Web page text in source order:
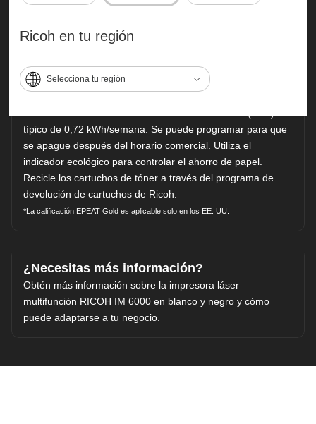
Ricoh en tu región
Selecciona tu región
apilado, el grapado, el perforado y el plegado automático
Ahorro de energía
típico de 0,72 kWh/semana. Se puede programar para que
se apague después del horario comercial. Utiliza el
indicador ecológico para controlar el ahorro de papel.
Recicle los cartuchos de tóner a través del programa de
devolución de cartuchos de Ricoh.
*La calificación EPEAT Gold es aplicable solo en los EE. UU.
¿Necesitas más información?
Obtén más información sobre la impresora láser
multifunción RICOH IM 6000 en blanco y negro y cómo
puede adaptarse a tu negocio.